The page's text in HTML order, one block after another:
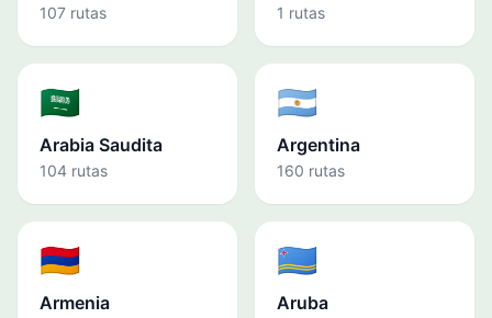
107 rutas 1 rutas
🇸🇦
Arabia Saudita
104 rutas
🇦🇷
Argentina
160 rutas
🇦🇲
Armenia
🇦🇼
Aruba